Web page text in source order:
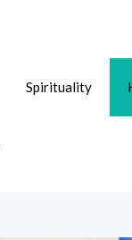
Spirituality